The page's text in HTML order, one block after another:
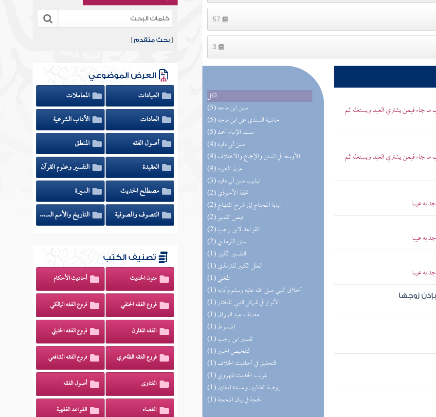
الكل
(5) سنن ابن ماجه
(5) حاشية السندي على ابن ماجه
(5) مسند الإمام أحمد
(4) سنن أبي داود
(4) الأوسط في السنن والإجماع والاختلاف
(4) عون المعبود
(3) تهذيب سنن أبي داود
(2) تحفة الأحوذي
(2) نهاية المحتاج إلى شرح المنهاج
(2) فيض القدير
(2) القواعد لابن رجب
(2) سنن الترمذي
(1) التفسير الكبير
(1) العلل الكبير للترمذي
(1) المغني
(1) أخلاق النبي صلى الله عليه وسلم وآدابه
(1) الأنوار في شمائل النبي المختار
(1) مصنف عبد الرزاق
(1) المبسوط
(1) تفسير ابن رجب
(1) التلخيص الحبير
(1) التحقيق في أحاديث الخلاف
(1) غريب الحديث للهروي
(1) روضة الطالبين وعمدة المفتين
(1) الحجة في بيان المحجة
جاء فيمن يشتري العبد ويستغله ثم
جاء فيمن يشتري العبد ويستغله ثم
به عيبا
به عيبا
به عيبا
زوجها
[بحث متقدم ]
العرض الموضوعي
العبادات
المعاملات
العادات
الآداب الشرعية
أصول الفقه
المنطق
العقيدة
التفسير وعلوم القرآن
مصطلح الحديث
السيرة
التصوف والصوفية
التاريخ والأمم السابقة
تصنيف الكتب
متون الحديث أحاديث الأحكام
فروع الفقه الحنفي فروع الفقه المالكي
الفقه المقارن فروع الفقه الحنبلي
فروع الفقه الظاهري فروع الفقه الشافعي
الفتاوى أصول الفقه
القضاء القواعد الفقهية